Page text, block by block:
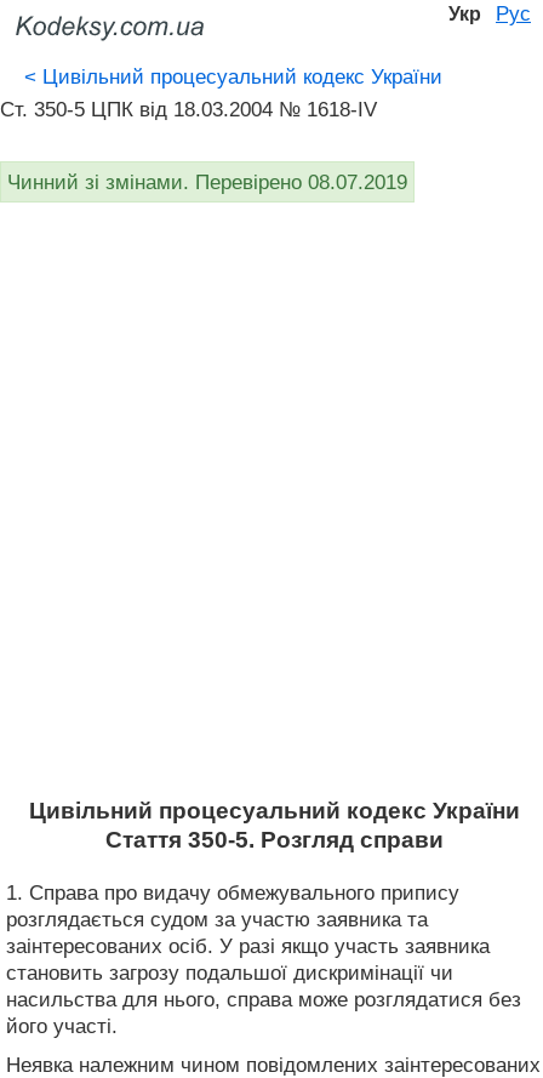
Укр Рус
< Цивільний процесуальний кодекс України
Ст. 350-5 ЦПК від 18.03.2004 № 1618-IV
Чинний зі змінами. Перевірено 08.07.2019
Цивільний процесуальний кодекс України
Стаття 350-5. Розгляд справи
1. Справа про видачу обмежувального припису
розглядається судом за участю заявника та
заінтересованих осіб. У разі якщо участь заявника
становить загрозу подальшої дискримінації чи
насильства для нього, справа може розглядатися без
його участі.
Неявка належним чином повідомлених заінтересованих